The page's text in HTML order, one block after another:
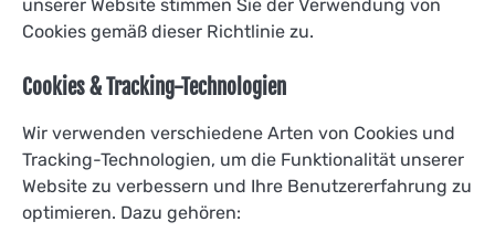
unserer Website stimmen Sie der Verwendung von
Cookies gemäß dieser Richtlinie zu.
Cookies & Tracking-Technologien
Wir verwenden verschiedene Arten von Cookies und
Tracking-Technologien, um die Funktionalität unserer
Website zu verbessern und Ihre Benutzererfahrung zu
optimieren. Dazu gehören: